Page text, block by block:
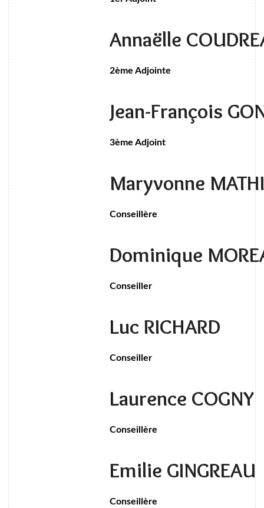
Annaëlle
2ème Adjointe
Jean-François
3ème Adjoint
Maryvonne
Conseillère
Dominique
Conseiller
Luc RICHARD
Conseiller
Laurence COGNY
Conseillère
Emilie
Conseillère